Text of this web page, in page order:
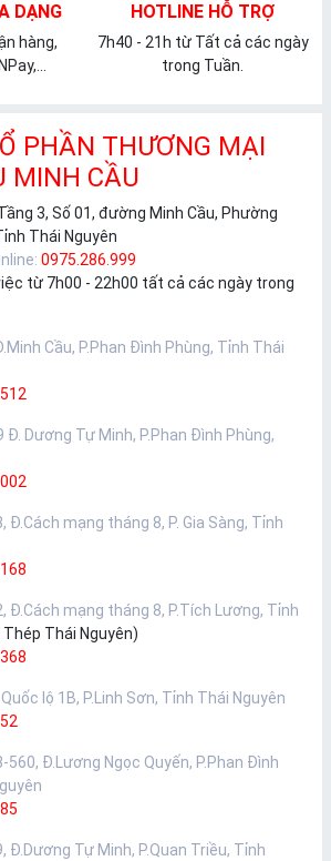
DẠNG
hàng,
HOTLINE HỖ TRỢ
7h40 - 21h từ Tất cả các ngày
trong Tuần.
PHẦN THƯƠNG MẠI
MINH CẦU
3, Số 01, đường Minh Cầu, Phường
Thái Nguyên
0975.286.999
từ 7h00 - 22h00 tất cả các ngày trong
Cầu, P.Phan Đình Phùng, Tỉnh Thái
Đ. Dương Tự Minh, P.Phan Đình Phùng,
Đ.Cách mạng tháng 8, P. Gia Sàng, Tỉnh
Đ.Cách mạng tháng 8, P.Tích Lương, Tỉnh
Thép Thái Nguyên)
lộ 1B, P.Linh Sơn, Tỉnh Thái Nguyên
560, Đ.Lương Ngọc Quyến, P.Phan Đình
Đ.Dương Tự Minh, P.Quan Triều, Tỉnh